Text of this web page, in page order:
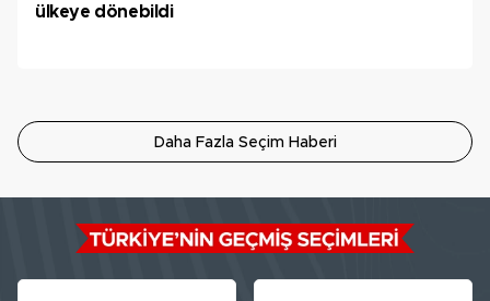
ülkeye dönebildi
Daha Fazla Seçim Haberi